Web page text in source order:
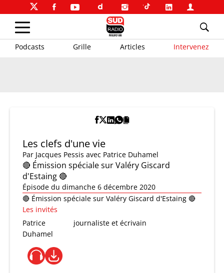
Podcasts Grille Articles Intervenez
Les clefs d'une vie
Par Jacques Pessis avec Patrice Duhamel
🔴 Émission spéciale sur Valéry Giscard
d'Estaing 🔴
Épisode du dimanche 6 décembre 2020
🔴 Émission spéciale sur Valéry Giscard d'Estaing 🔴
Les invités
Patrice
Duhamel
journaliste et écrivain